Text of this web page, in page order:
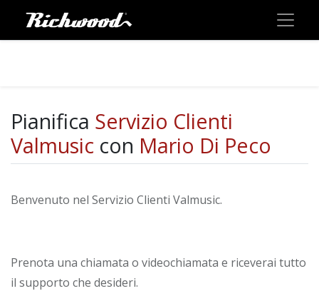
Pianifica Servizio Clienti
Valmusic con Mario Di Peco
Benvenuto nel Servizio Clienti Valmusic.
Prenota una chiamata o videochiamata e riceverai tutto
il supporto che desideri.